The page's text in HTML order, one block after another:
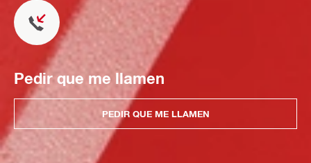
Pedir que me llamen
PEDIR QUE ME LLAMEN